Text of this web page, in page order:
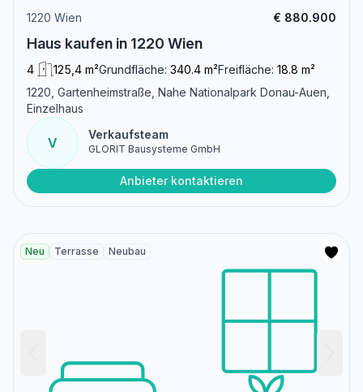
1220 Wien € 880.900
Haus kaufen in 1220 Wien
4 125,4 m²Grundfläche: 340.4 m²Freifläche: 18.8 m²
1220, Gartenheimstraße, Nahe Nationalpark Donau-Auen,
Einzelhaus
V
Verkaufsteam
GLORIT Bausysteme GmbH
Anbieter kontaktieren
Neu Terrasse Neubau